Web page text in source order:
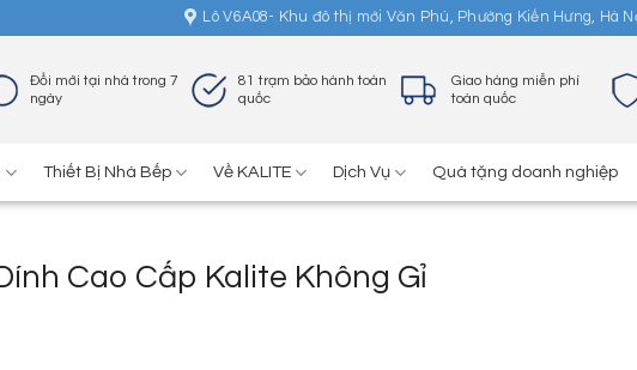
Lô V6A08- Khu đô thị mới Văn Phú, Phường Kiến Hưng, Hà
Giao hàng miễn phí
toàn quốc
81 trạm bảo hành toàn
quốc
Đổi mới tại nhà trong 7
ngày
Thiết Bị Nhà Bếp Về KALITE Dịch Vụ Quà tặng doanh nghiệp
Cao Cấp Kalite Không Gỉ